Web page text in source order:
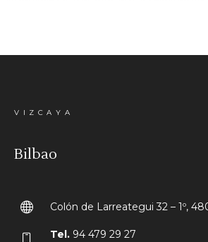
VIZCAYA
Bilbao
Colón de Larreategui 32 – 1º,
Tel. 94 479 29 27